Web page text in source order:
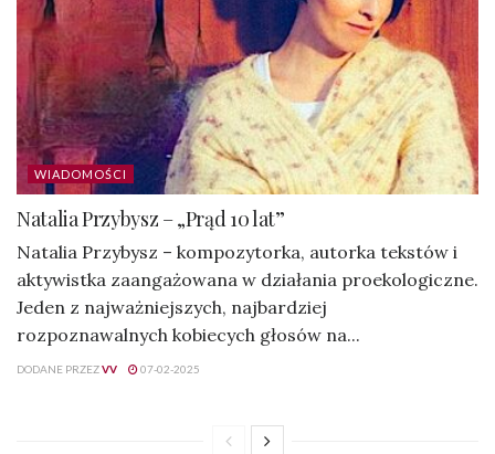
WIADOMOŚCI
Natalia Przybysz – „Prąd 10 lat”
Natalia Przybysz – kompozytorka, autorka tekstów i
aktywistka zaangażowana w działania proekologiczne.
Jeden z najważniejszych, najbardziej
rozpoznawalnych kobiecych głosów na...
DODANE PRZEZVV 07-02-2025